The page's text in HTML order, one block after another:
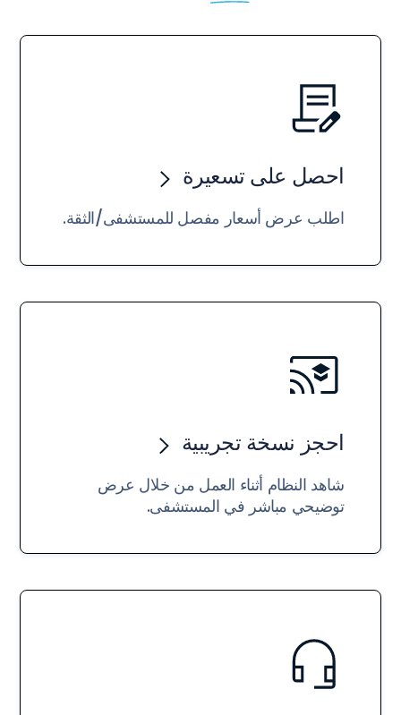
احصل على تسعيرة
اطلب عرض أسعار مفصل للمستشفى/الثقة.
احجز نسخة تجريبية
شاهد النظام أثناء العمل من خلال عرض
توضيحي مباشر في المستشفى.